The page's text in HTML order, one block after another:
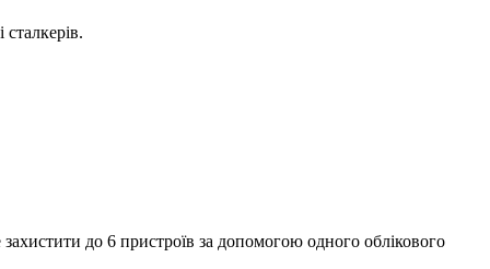
до 6 пристроїв за допомогою одного облікового